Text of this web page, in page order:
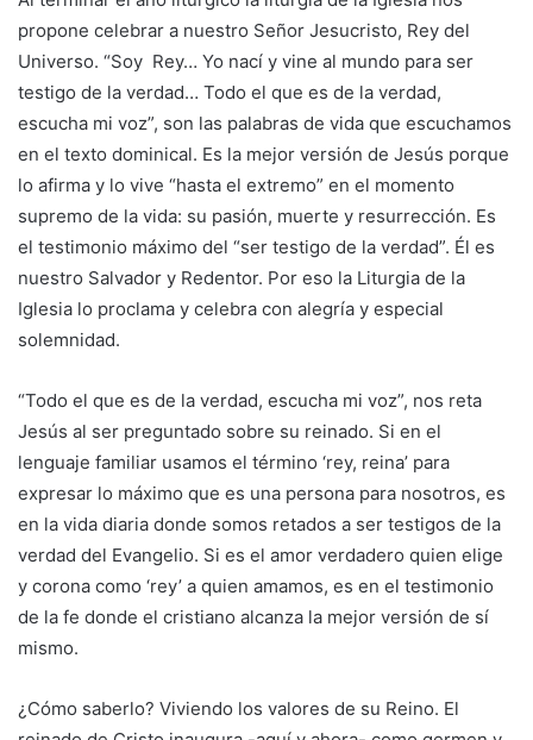
propone celebrar a nuestro Señor Jesucristo, Rey del
Universo. “Soy Rey… Yo nací y vine al mundo para ser
testigo de la verdad… Todo el que es de la verdad,
escucha mi voz”, son las palabras de vida que escuchamos
en el texto dominical. Es la mejor versión de Jesús porque
lo afirma y lo vive “hasta el extremo” en el momento
supremo de la vida: su pasión, muerte y resurrección. Es
el testimonio máximo del “ser testigo de la verdad”. Él es
nuestro Salvador y Redentor. Por eso la Liturgia de la
Iglesia lo proclama y celebra con alegría y especial
solemnidad.
“Todo el que es de la verdad, escucha mi voz”, nos reta
Jesús al ser preguntado sobre su reinado. Si en el
lenguaje familiar usamos el término ‘rey, reina’ para
expresar lo máximo que es una persona para nosotros, es
en la vida diaria donde somos retados a ser testigos de la
verdad del Evangelio. Si es el amor verdadero quien elige
y corona como ‘rey’ a quien amamos, es en el testimonio
de la fe donde el cristiano alcanza la mejor versión de sí
mismo.
¿Cómo saberlo? Viviendo los valores de su Reino. El